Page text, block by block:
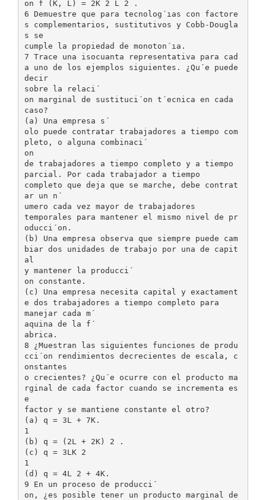
on f (K, L) = 2K 2 L 2 .
6 Demuestre que para tecnolog´ıas con factore
s complementarios, sustitutivos y Cobb-Dougla
s se
cumple la propiedad de monoton´ıa.
7 Trace una isocuanta representativa para cad
a uno de los ejemplos siguientes. ¿Qu´e puede
decir
sobre la relaci´
on marginal de sustituci´on t´ecnica en cada
caso?
(a) Una empresa s´
olo puede contratar trabajadores a tiempo com
pleto, o alguna combinaci´
on
de trabajadores a tiempo completo y a tiempo
parcial. Por cada trabajador a tiempo
completo que deja que se marche, debe contrat
ar un n´
umero cada vez mayor de trabajadores
temporales para mantener el mismo nivel de pr
oducci´on.
(b) Una empresa observa que siempre puede cam
biar dos unidades de trabajo por una de capit
al
y mantener la producci´
on constante.
(c) Una empresa necesita capital y exactament
e dos trabajadores a tiempo completo para
manejar cada m´
aquina de la f´
abrica.
8 ¿Muestran las siguientes funciones de produ
cci´on rendimientos decrecientes de escala, c
onstantes
o crecientes? ¿Qu´e ocurre con el producto ma
rginal de cada factor cuando se incrementa es
e
factor y se mantiene constante el otro?
(a) q = 3L + 7K.
1
(b) q = (2L + 2K) 2 .
(c) q = 3LK 2
1
(d) q = 4L 2 + 4K.
9 En un proceso de producci´
on, ¿es posible tener un producto marginal de